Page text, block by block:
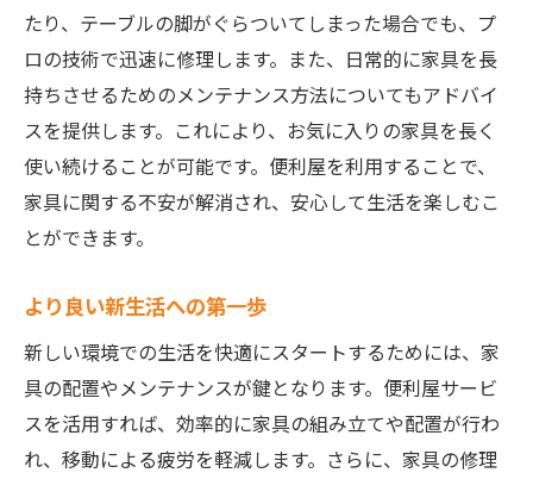
たり、テーブルの脚がぐらついてしまった場合でも、プ
ロの技術で迅速に修理します。また、日常的に家具を長
持ちさせるためのメンテナンス方法についてもアドバイ
スを提供します。これにより、お気に入りの家具を長く
使い続けることが可能です。便利屋を利用することで、
家具に関する不安が解消され、安心して生活を楽しむこ
とができます。
より良い新生活への第一歩
新しい環境での生活を快適にスタートするためには、家
具の配置やメンテナンスが鍵となります。便利屋サービ
スを活用すれば、効率的に家具の組み立てや配置が行わ
れ、移動による疲労を軽減します。さらに、家具の修理